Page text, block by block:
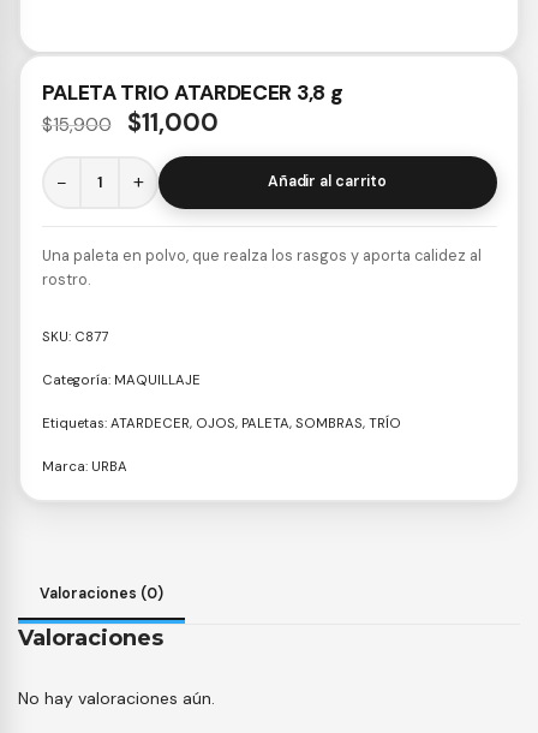
PALETA TRIO ATARDECER 3,8 g
$15,900 $11,000
− + Añadir al carrito
Una paleta en polvo, que realza los rasgos y aporta calidez al
rostro.
SKU: C877
Categoría: MAQUILLAJE
Etiquetas: ATARDECER, OJOS, PALETA, SOMBRAS, TRÍO
Marca: URBA
Valoraciones (0)
Valoraciones
No hay valoraciones aún.